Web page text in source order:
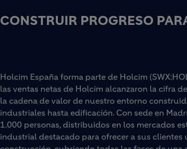
CONSTRUIR PROGRESO
Holcim España forma parte de Holcim
las ventas netas de Holcim alcanzaron la cifra
la cadena de valor de nuestro entorno
industriales hasta edificación. Con sede en
1.000 personas, distribuidos en los mercados
industrial destacado para ofrecer a sus